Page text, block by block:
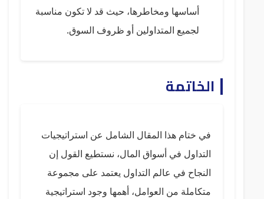
أساسها ومخاطرها، حيث قد لا تكون مناسبة
لجميع المتداولين أو ظروف السوق.
الخاتمة
في ختام هذا المقال الشامل عن استراتيجيات
التداول في أسواق المال، نستطيع القول إن
النجاح في عالم التداول يعتمد على مجموعة
متكاملة من العوامل، أهمها وجود استراتيجية